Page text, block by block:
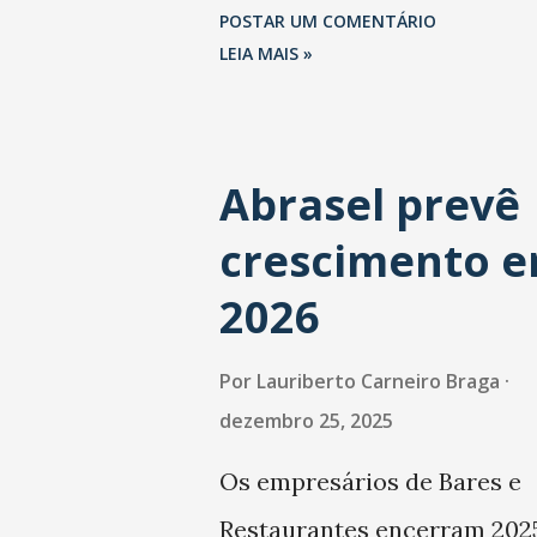
São Paulo.
POSTAR UM COMENTÁRIO
LEIA MAIS »
Abrasel prevê
crescimento
2026
Por Lauriberto Carneiro Braga
dezembro 25, 2025
Os empresários de Bares e
Restaurantes encerram